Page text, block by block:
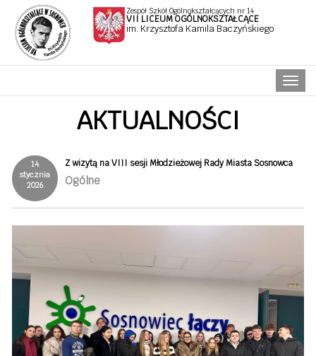
Zespół Szkół Ogólnokształcących nr 14
VII LICEUM OGÓLNOKSZTAŁCĄCE
im. Krzysztofa Kamila Baczyńskiego
AKTUALNOŚCI
14
stycznia
2026
Z wizytą na VIII sesji Młodzieżowej Rady Miasta Sosnowca
Ogólne